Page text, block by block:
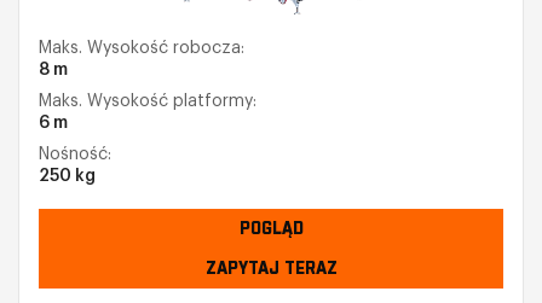
Maks. Wysokość robocza:
8 m
Maks. Wysokość platformy:
6 m
Nośność:
250 kg
POGLĄD
ZAPYTAJ TERAZ